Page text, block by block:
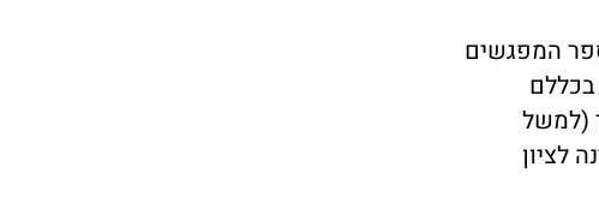
המפגשים
(למשל
לציון